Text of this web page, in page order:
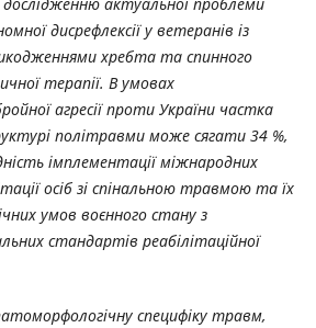
дисрефлексії у ветеранів із
хребта та спинного
терапії. В умовах
агресії проти України частка
політравми може сягати 34 %,
імплементації міжнародних
осіб зі спінальною травмою та їх
умов воєнного стану з
стандартів реабілітаційної
специфіку травм,